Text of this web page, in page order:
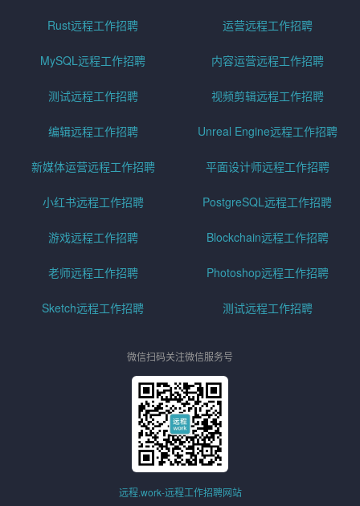
Rust远程工作招聘 运营远程工作招聘
MySQL远程工作招聘 内容运营远程工作招聘
测试远程工作招聘 视频剪辑远程工作招聘
编辑远程工作招聘 Unreal Engine远程工作招聘
新媒体运营远程工作招聘 平面设计师远程工作招聘
小红书远程工作招聘 PostgreSQL远程工作招聘
游戏远程工作招聘 Blockchain远程工作招聘
老师远程工作招聘 Photoshop远程工作招聘
Sketch远程工作招聘 测试远程工作招聘
微信扫码关注微信服务号
远程.work-远程工作招聘网站